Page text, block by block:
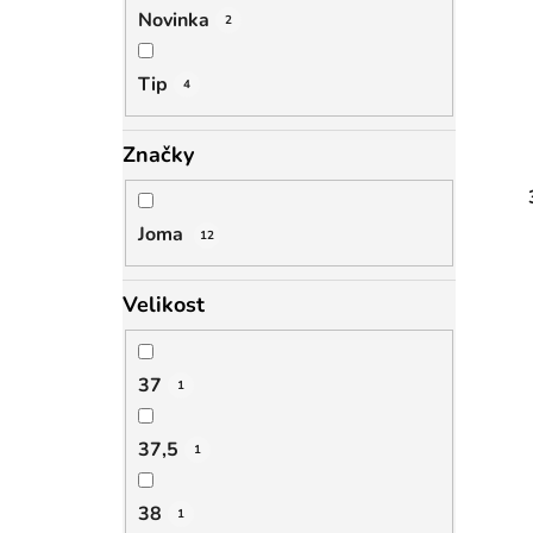
Novinka 2
Tip 4
Značky
Joma 12
Velikost
37 1
37,5 1
38 1